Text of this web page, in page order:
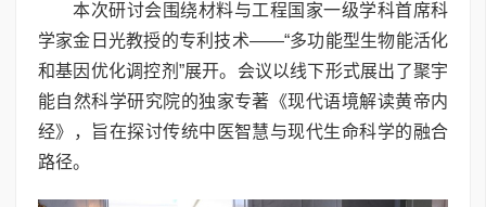
本次研讨会围绕材料与工程国家一级学科首席科
学家金日光教授的专利技术——“多功能型生物能活化
和基因优化调控剂”展开。会议以线下形式展出了聚宇
能自然科学研究院的独家专著《现代语境解读黄帝内
经》，旨在探讨传统中医智慧与现代生命科学的融合
路径。